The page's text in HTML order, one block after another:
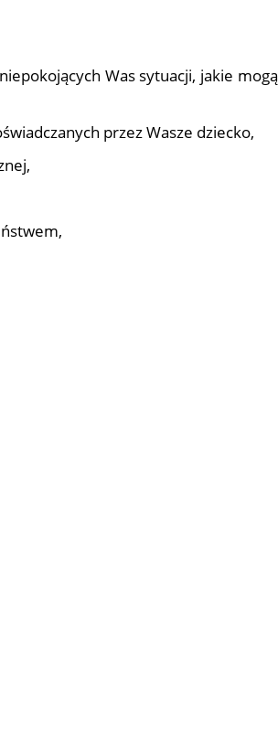
Was sytuacji, jakie mogą
przez Wasze dziecko,